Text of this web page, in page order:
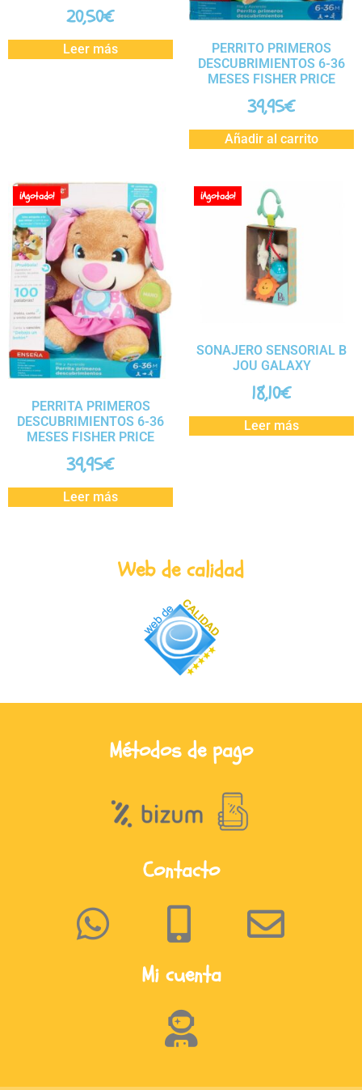
20,50€
Leer más
PERRITO PRIMEROS
DESCUBRIMIENTOS 6-36
MESES FISHER PRICE
39,95€
Añadir al carrito
¡Agotado!
PERRITA PRIMEROS
DESCUBRIMIENTOS 6-36
MESES FISHER PRICE
39,95€
Leer más
¡Agotado!
SONAJERO SENSORIAL B
JOU GALAXY
18,10€
Leer más
Web de calidad
Métodos de pago
Contacto
Mi cuenta